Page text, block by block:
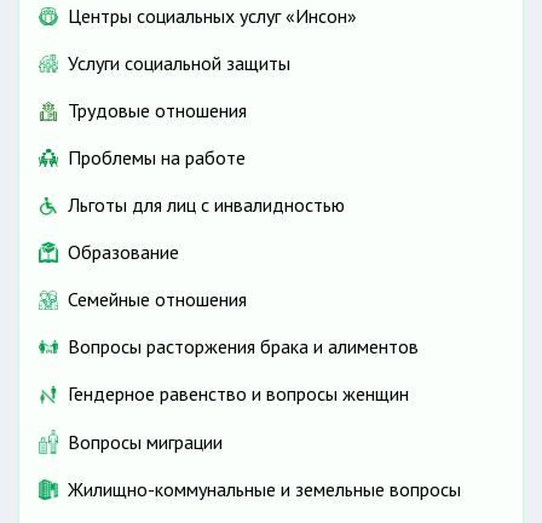
Центры социальных услуг «Инсон»
Услуги социальной защиты
Трудовые отношения
Проблемы на работе
Льготы для лиц с инвалидностью
Образование
Семейные отношения
Вопросы расторжения брака и алиментов
Гендерное равенство и вопросы женщин
Вопросы миграции
Жилищно-коммунальные и земельные вопросы